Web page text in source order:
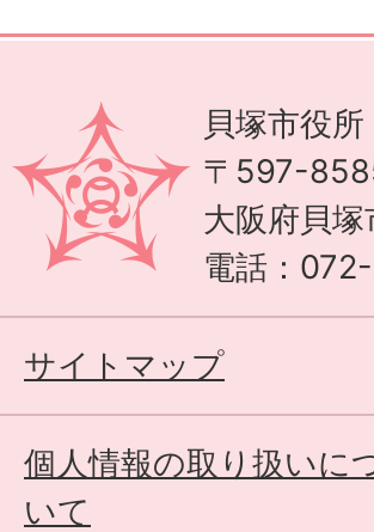
貝塚市役所
〒597-
大阪府貝塚
電話：
サイトマップ
個人情報の取り扱いに
いて